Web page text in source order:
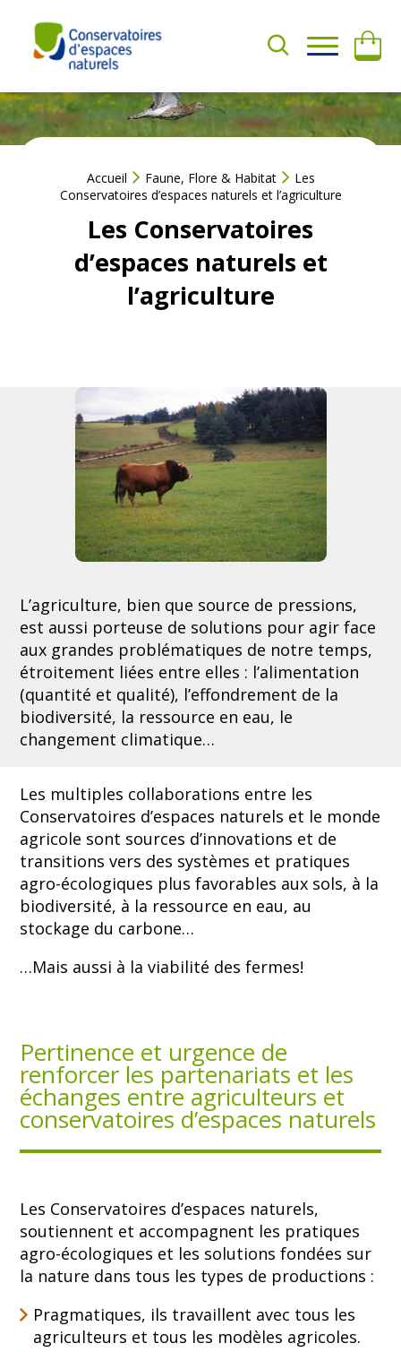
contenu
SOMMES-
NOUS ?
A
H
É
Accueil Faune, Flore & Habitat
Les
Conservatoires d’espaces naturels et l’agriculture
Les Conservatoires
d’espaces naturels et
l’agriculture
L’agriculture, bien que source de pressions,
est aussi porteuse de solutions pour agir face
aux grandes problématiques de notre temps,
étroitement liées entre elles : l’alimentation
(quantité et qualité), l’effondrement de la
biodiversité, la ressource en eau, le
changement climatique…
Les multiples collaborations entre les
Conservatoires d’espaces naturels et le monde
agricole sont sources d’innovations et de
transitions vers des systèmes et pratiques
agro-écologiques plus favorables aux sols, à la
biodiversité, à la ressource en eau, au
stockage du carbone…
…Mais aussi à la viabilité des fermes!
Pertinence et urgence de
renforcer les partenariats et les
échanges entre agriculteurs et
conservatoires d’espaces naturels
Les Conservatoires d’espaces naturels,
soutiennent et accompagnent les pratiques
agro-écologiques et les solutions fondées sur
la nature dans tous les types de productions :
Pragmatiques, ils travaillent avec tous les
agriculteurs et tous les modèles agricoles.